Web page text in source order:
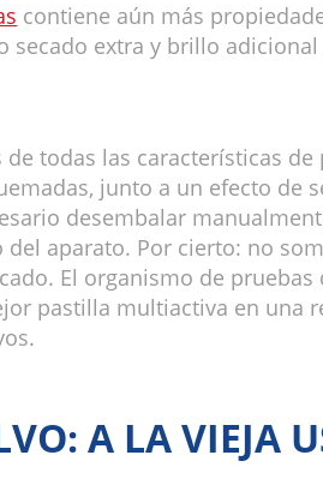
contiene aún más
extra y brillo
de todas las características
junto a un efecto de
desembalar
aparato. Por cierto: no
El organismo de pruebas
pastilla multiactiva en una
A LA VIEJA